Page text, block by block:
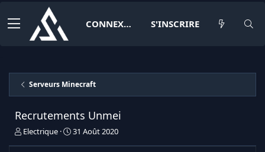
CONNEXION S'INSCRIRE
Serveurs Minecraft
Recrutements Unmei
IElectrique
D
31 Août 2020